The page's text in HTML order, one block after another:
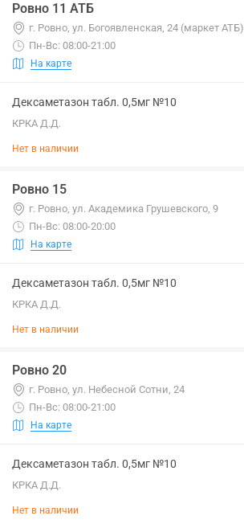
Ровно 11 АТБ
г. Ровно, ул. Богоявленская, 24 (маркет АТБ)
Пн-Вс: 08:00-21:00
На карте
Дексаметазон табл. 0,5мг №10
КРКА Д.Д.
Нет в наличии
Ровно 15
г. Ровно, ул. Академика Грушевского, 9
Пн-Вс: 08:00-20:00
На карте
Дексаметазон табл. 0,5мг №10
КРКА Д.Д.
Нет в наличии
Ровно 20
г. Ровно, ул. Небесной Сотни, 24
Пн-Вс: 08:00-21:00
На карте
Дексаметазон табл. 0,5мг №10
КРКА Д.Д.
Нет в наличии